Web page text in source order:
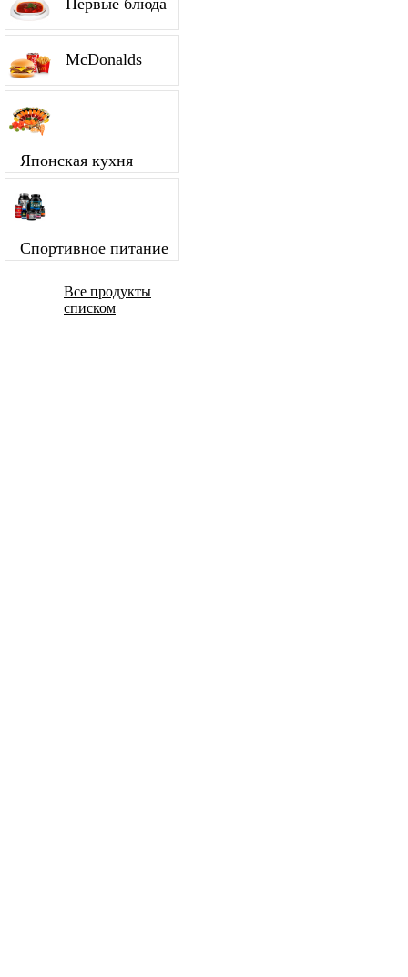
Первые блюда
McDonalds
Японская кухня
Спортивное питание
Все продукты
списком